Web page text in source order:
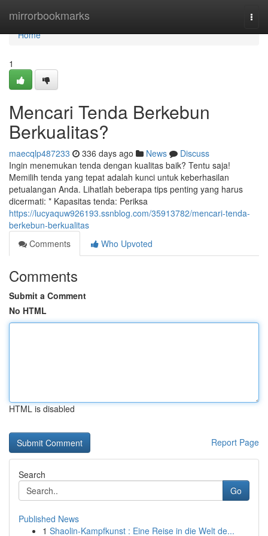
mirrorbookmarks
Home
Home
1
Mencari Tenda Berkebun
Berkualitas?
maecqlp487233 336 days ago News
Discuss
Ingin menemukan tenda dengan kualitas baik? Tentu saja!
Memilih tenda yang tepat adalah kunci untuk keberhasilan
petualangan Anda. Lihatlah beberapa tips penting yang harus
dicermati: * Kapasitas tenda: Periksa
https://lucyaquw926193.ssnblog.com/35913782/mencari-tenda-
berkebun-berkualitas
Comments
Who Upvoted
Comments
Submit a Comment
No HTML
HTML is disabled
Report Page
Search
Go
Published News
1 Shaolin-Kampfkunst : Eine Reise in die Welt de...